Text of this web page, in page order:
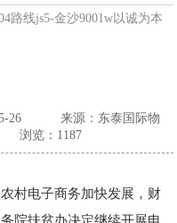
路线js5-金沙9001w以诚为本
26
来源：东泰国际物
浏览：1187
村电子商务加快发展，财